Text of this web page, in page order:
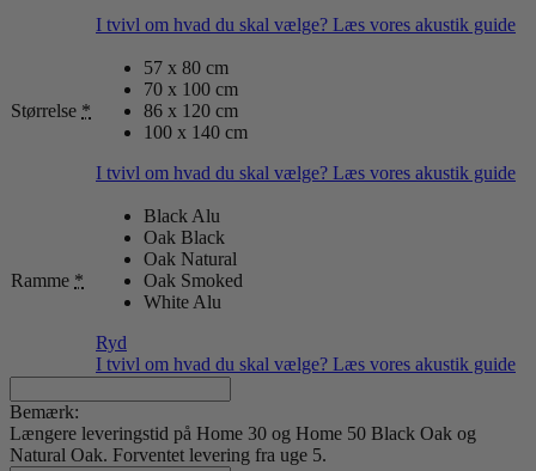
I tvivl om hvad du skal vælge? Læs vores akustik guide
Størrelse *
57 x 80 cm
70 x 100 cm
86 x 120 cm
100 x 140 cm
I tvivl om hvad du skal vælge? Læs vores akustik guide
Ramme *
Black Alu
Oak Black
Oak Natural
Oak Smoked
White Alu
Ryd
I tvivl om hvad du skal vælge? Læs vores akustik guide
Bemærk:
Længere leveringstid på Home 30 og Home 50 Black Oak og
Natural Oak. Forventet levering fra uge 5.